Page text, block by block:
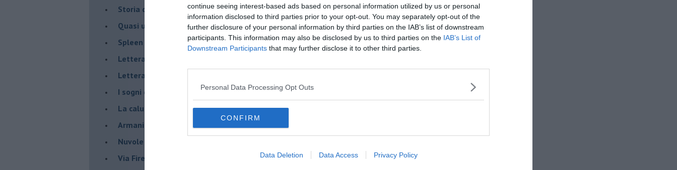
continue seeing interest-based ads based on personal information utilized by us or personal
information disclosed to third parties prior to your opt-out. You may separately opt-out of the
further disclosure of your personal information by third parties on the IAB’s list of downstream
participants. This information may also be disclosed by us to third parties on the IAB’s List of
Downstream Participants that may further disclose it to other third parties.
Personal Data Processing Opt Outs
CONFIRM
Data Deletion Data Access Privacy Policy
Storia di io - Quasi un compito in classe
Quasi una lezione
Spleen
Lettera a un amico
Lettera al sultano
I sogni del mattino
La calura
Armani
Nuvole
Via Firenze